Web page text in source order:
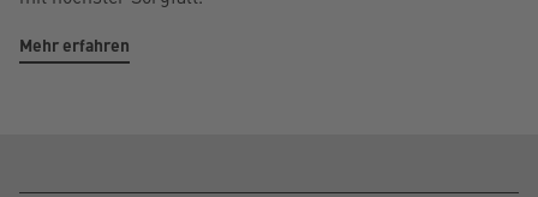
Mehr erfahren